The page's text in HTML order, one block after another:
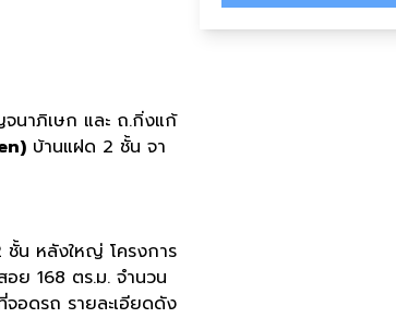
นาภิเษก และ ถ.กิ่งแก้
บ้านแฝด 2 ชั้น จา
ชั้น หลังใหญ่ โครงการ
ย 168 ตร.ม. จำนวน
อดรถ รายละเอียดดัง